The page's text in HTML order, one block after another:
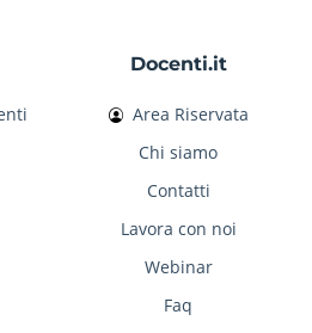
Docenti.it
Area Riservata
Chi siamo
Contatti
Lavora con noi
Webinar
Faq